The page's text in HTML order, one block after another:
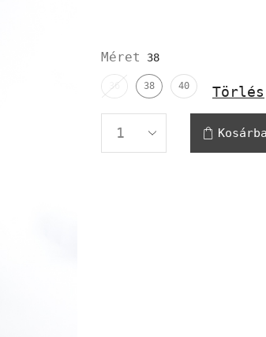
Méret
36 38 40 Törlés